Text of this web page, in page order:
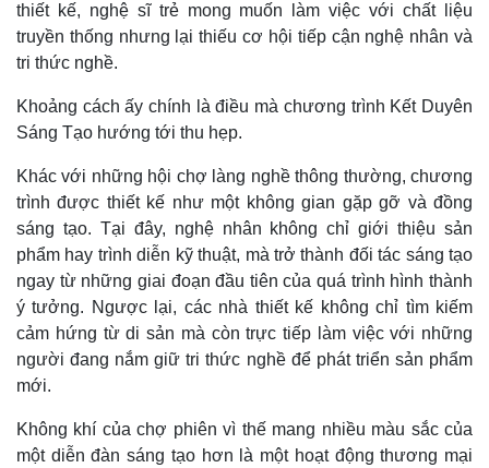
thiết kế, nghệ sĩ trẻ mong muốn làm việc với chất liệu
truyền thống nhưng lại thiếu cơ hội tiếp cận nghệ nhân và
tri thức nghề.
Khoảng cách ấy chính là điều mà chương trình Kết Duyên
Sáng Tạo hướng tới thu hẹp.
Khác với những hội chợ làng nghề thông thường, chương
trình được thiết kế như một không gian gặp gỡ và đồng
sáng tạo. Tại đây, nghệ nhân không chỉ giới thiệu sản
phẩm hay trình diễn kỹ thuật, mà trở thành đối tác sáng tạo
ngay từ những giai đoạn đầu tiên của quá trình hình thành
ý tưởng. Ngược lại, các nhà thiết kế không chỉ tìm kiếm
cảm hứng từ di sản mà còn trực tiếp làm việc với những
người đang nắm giữ tri thức nghề để phát triển sản phẩm
mới.
Không khí của chợ phiên vì thế mang nhiều màu sắc của
một diễn đàn sáng tạo hơn là một hoạt động thương mại